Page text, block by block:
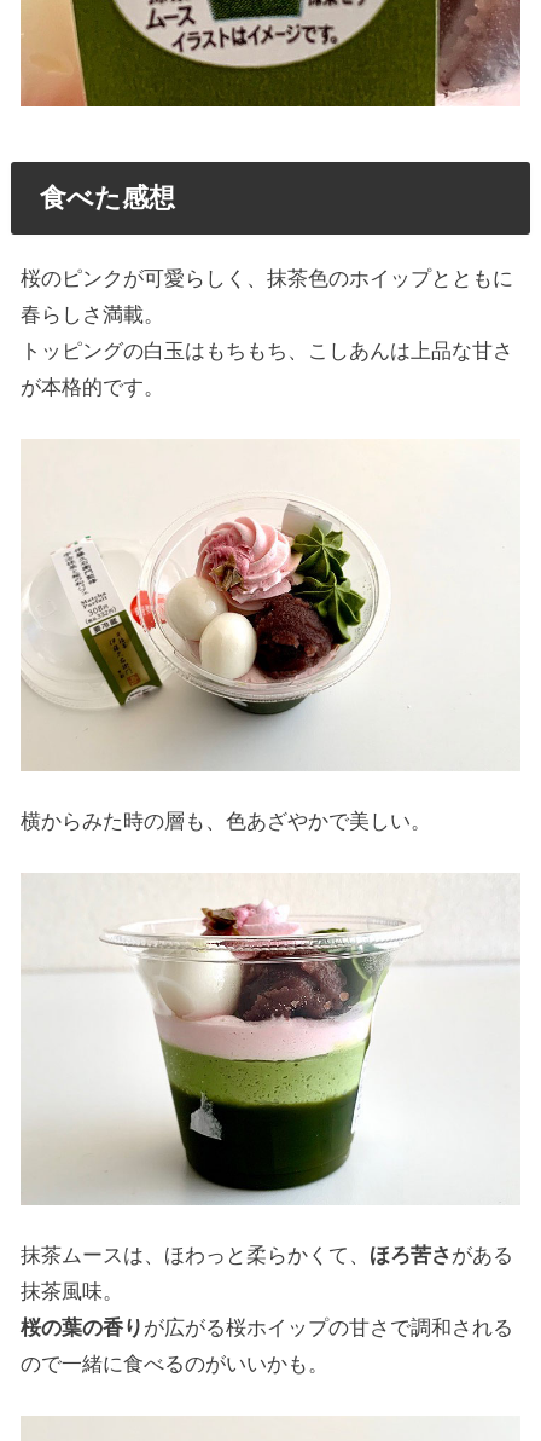
食べた感想
桜のピンクが可愛らしく、抹茶色のホイップとともに
春らしさ満載。
トッピングの白玉はもちもち、こしあんは上品な甘さ
が本格的です。
横からみた時の層も、色あざやかで美しい。
抹茶ムースは、ほわっと柔らかくて、 ほろ苦さがある
抹茶風味。
桜の葉の香り が広がる桜ホイップの甘さで調和される
ので一緒に食べるのがいいかも。